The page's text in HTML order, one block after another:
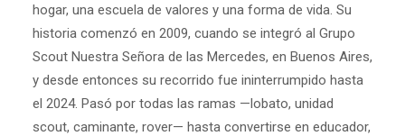
hogar, una escuela de valores y una forma de vida. Su
historia comenzó en 2009, cuando se integró al Grupo
Scout Nuestra Señora de las Mercedes, en Buenos Aires,
y desde entonces su recorrido fue ininterrumpido hasta
el 2024. Pasó por todas las ramas —lobato, unidad
scout, caminante, rover— hasta convertirse en educador,